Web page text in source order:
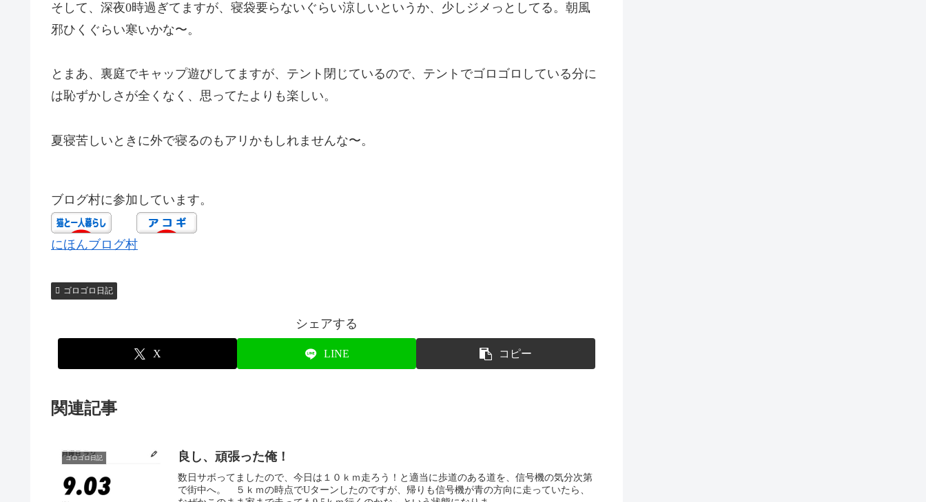
そして、深夜0時過ぎてますが、寝袋要らないぐらい涼しいというか、少しジメっとしてる。朝風
邪ひくぐらい寒いかな〜。
とまあ、裏庭でキャップ遊びしてますが、テント閉じているので、テントでゴロゴロしている分に
は恥ずかしさが全くなく、思ってたよりも楽しい。
夏寝苦しいときに外で寝るのもアリかもしれませんな〜。
ブログ村に参加しています。
にほんブログ村
ゴロゴロ日記
シェアする
X LINE コピー
関連記事
ゴロゴロ日記 良し、頑張った俺！
数日サボってましたので、今日は１０ｋｍ走ろう！と適当に歩道のある道を、信号機の気分次第
で街中へ。 ５ｋｍの時点でUターンしたのですが、帰りも信号機が青の方向に走っていたら、